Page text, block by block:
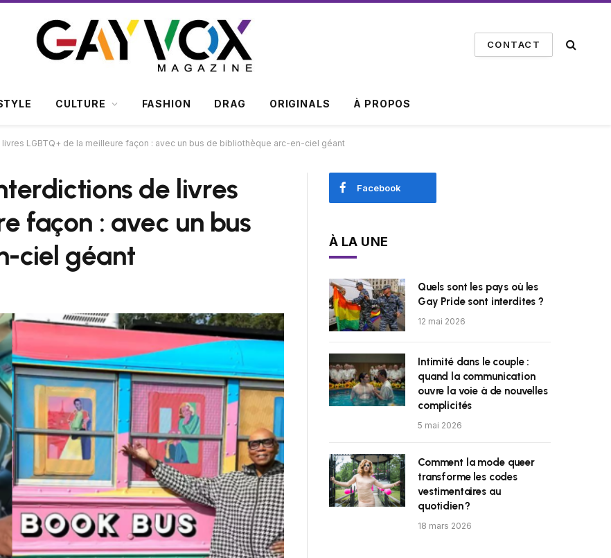
CONTACT
CULTURE FASHION DRAG ORIGINALS À PROPOS
LGBTQ+ de la meilleure façon : avec un bus de bibliothèque arc-en-ciel géant
de livres
façon : avec un bus
ciel géant
Facebook
À LA UNE
Quels sont les pays où les
Gay Pride sont interdites ?
12 mai 2026
Intimité dans le couple :
quand la communication
ouvre la voie à de nouvelles
complicités
5 mai 2026
Comment la mode queer
transforme les codes
vestimentaires au
quotidien ?
18 mars 2026